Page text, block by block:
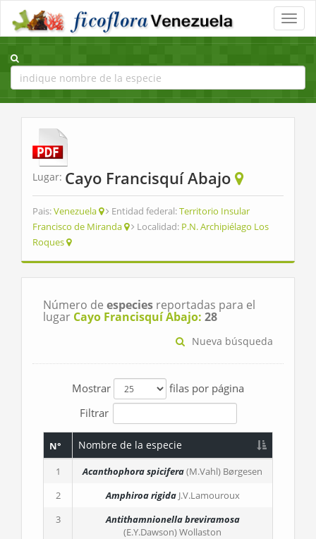
Toggle
Lugar: Cayo Francisquí Abajo
Pais:Venezuela Entidad federal:Territorio Insular
Francisco de Miranda
Localidad: P.N. Archipiélago Los
Roques
Número de especies reportadas para el
lugar Cayo Francisquí Abajo: 28
Nueva búsqueda
Mostrar
filas por página
Filtrar
N° Nombre de la especie
1 Acanthophora spicifera(M.Vahl) Børgesen
2
Amphiroa rigida J.V.Lamouroux
3
Antithamnionella breviramosa
(E.Y.Dawson) Wollaston